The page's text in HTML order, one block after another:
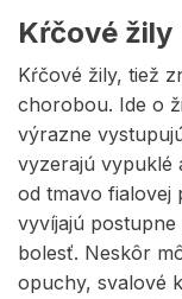
Kŕčové žily
Kŕčové žily, tiež
chorobou. Ide o
výrazne
vyzerajú vypuklé
od tmavo fialovej
vyvíjajú
bolesť. Neskôr
opuchy, svalové